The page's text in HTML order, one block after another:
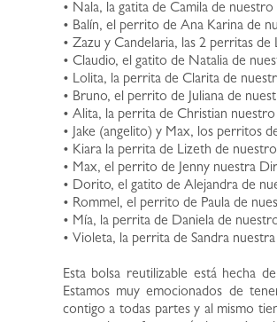
• Nala, la gatita de Camila de
• Balín, el perrito de Ana Karina de
• Zazu y Candelaria, las 2 perritas
• Claudio, el gatito de Natalia de
• Lolita, la perrita de Clarita de
• Bruno, el perrito de Juliana de
• Alita, la perrita de Christian
• Jake (angelito) y Max, los perritos
• Kiara la perrita de Lizeth de
• Max, el perrito de Jenny nuestra
• Dorito, el gatito de Alejandra de
• Rommel, el perrito de Paula de
• Mía, la perrita de Daniela de
• Violeta, la perrita de Sandra
Esta bolsa reutilizable está hecha
Estamos muy emocionados de
contigo a todas partes y al mismo